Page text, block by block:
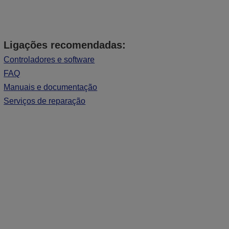
Ligações recomendadas:
Controladores e software
FAQ
Manuais e documentação
Serviços de reparação